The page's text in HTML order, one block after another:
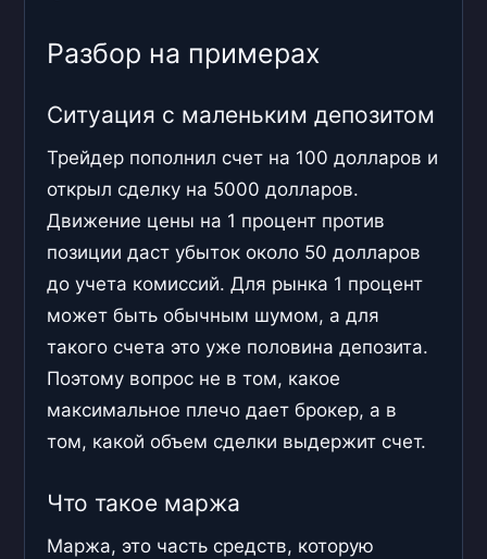
Разбор на примерах
Ситуация с маленьким депозитом
Трейдер пополнил счет на 100 долларов и
открыл сделку на 5000 долларов.
Движение цены на 1 процент против
позиции даст убыток около 50 долларов
до учета комиссий. Для рынка 1 процент
может быть обычным шумом, а для
такого счета это уже половина депозита.
Поэтому вопрос не в том, какое
максимальное плечо дает брокер, а в
том, какой объем сделки выдержит счет.
Что такое маржа
Маржа, это часть средств, которую